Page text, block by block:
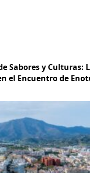
Sabores y Culturas:
el Encuentro de